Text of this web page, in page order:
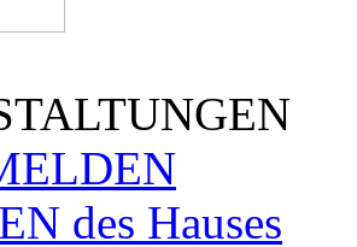
des Hauses